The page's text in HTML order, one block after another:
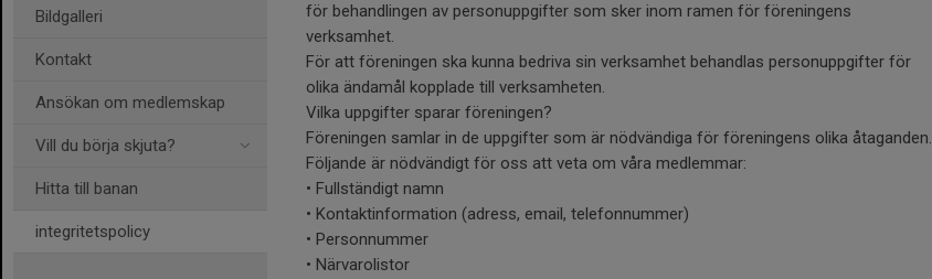
Bildgalleri
Kontakt
Ansökan om medlemskap
Vill du börja skjuta?
Hitta till banan
integritetspolicy
för behandlingen av personuppgifter som sker inom ramen för föreningens
verksamhet.
För att föreningen ska kunna bedriva sin verksamhet behandlas personuppgifter för
olika ändamål kopplade till verksamheten.
Vilka uppgifter sparar föreningen?
Föreningen samlar in de uppgifter som är nödvändiga för föreningens olika åtaganden.
Följande är nödvändigt för oss att veta om våra medlemmar:
• Fullständigt namn
• Kontaktinformation (adress, email, telefonnummer)
• Personnummer
• Närvarolistor